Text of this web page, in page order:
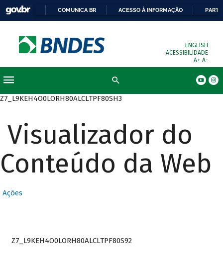
COMUNICA BR ACESSO À INFORMAÇÃO
ENGLISH
ACESSIBILIDADE
A+ A-
Z7_L9KEH4O0LORH80ALCLTPF80SH3
Visualizador do
Conteúdo da Web
Ações
Z7_L9KEH4O0LORH80ALCLTPF80S92